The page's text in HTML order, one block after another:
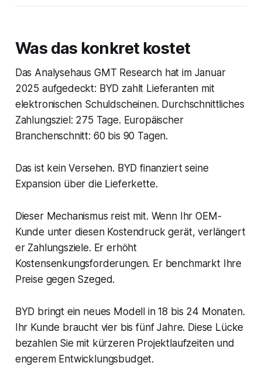
Was das konkret kostet
Das Analysehaus GMT Research hat im Januar
2025 aufgedeckt: BYD zahlt Lieferanten mit
elektronischen Schuldscheinen. Durchschnittliches
Zahlungsziel: 275 Tage. Europäischer
Branchenschnitt: 60 bis 90 Tagen.
Das ist kein Versehen. BYD finanziert seine
Expansion über die Lieferkette.
Dieser Mechanismus reist mit. Wenn Ihr OEM-
Kunde unter diesen Kostendruck gerät, verlängert
er Zahlungsziele. Er erhöht
Kostensenkungsforderungen. Er benchmarkt Ihre
Preise gegen Szeged.
BYD bringt ein neues Modell in 18 bis 24 Monaten.
Ihr Kunde braucht vier bis fünf Jahre. Diese Lücke
bezahlen Sie mit kürzeren Projektlaufzeiten und
engerem Entwicklungsbudget.